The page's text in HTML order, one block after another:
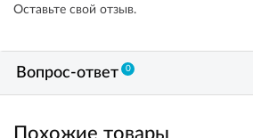
Оставьте свой отзыв.
Вопрос-ответ 0
Похожие товары